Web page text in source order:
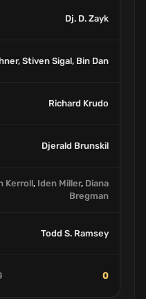
Dj. D. Zayk
Stiven Sigal, Bin Dan
Richard Krudo
Djerald Brunskil
Kerroll, Iden Miller, Diana
Bregman
Todd S. Ramsey
0